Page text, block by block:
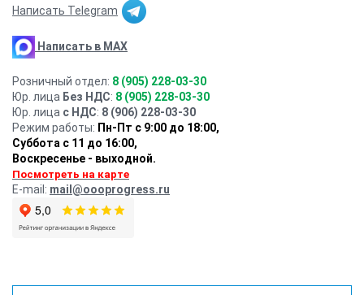
Написать Telegram
Написать в MAX
Розничный отдел: 8 (905) 228-03-30
Юр. лица Без НДС: 8 (905) 228-03-30
Юр. лица с НДС: 8 (906) 228-03-30
Режим работы: Пн-Пт с 9:00 до 18:00,
Суббота с 11 до 16:00,
Воскресенье - выходной.
Посмотреть на карте
E-mail: mail@oooprogress.ru